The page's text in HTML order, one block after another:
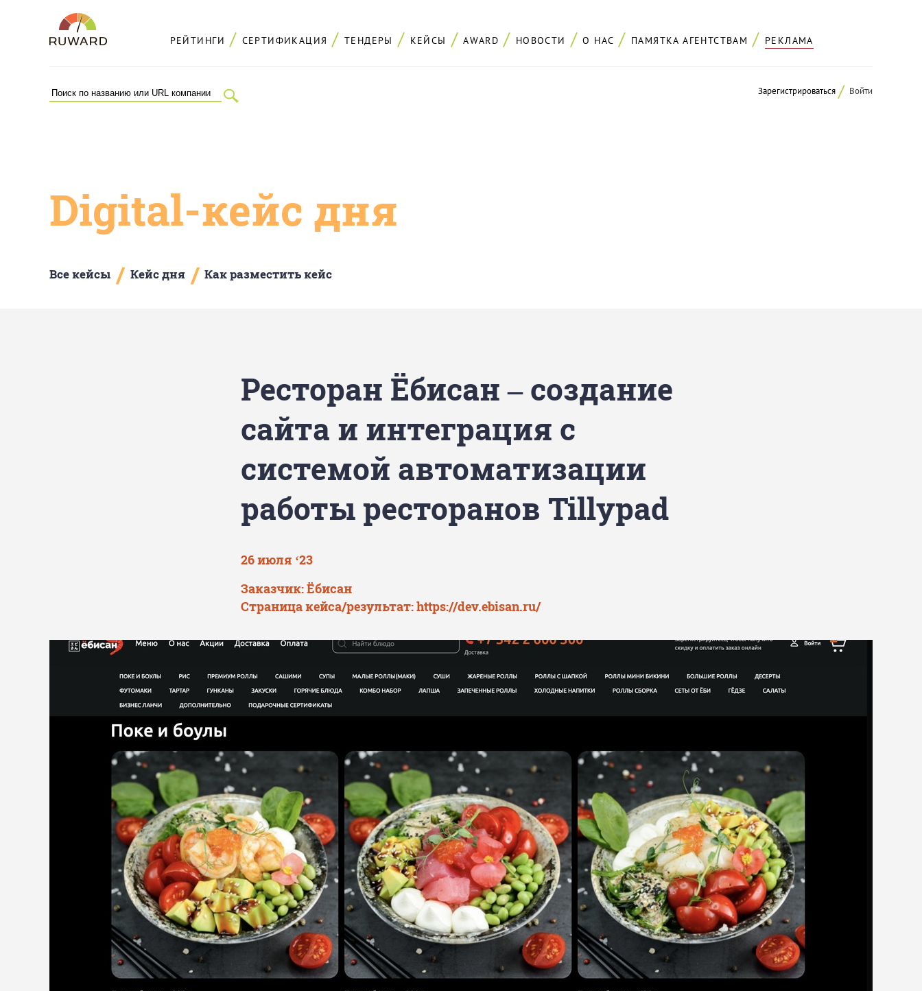
РЕЙТИНГИ СЕРТИФИКАЦИЯ ТЕНДЕРЫ КЕЙСЫ AWARD НОВОСТИ О НАС ПАМЯТКА АГЕНТСТВАМ РЕКЛАМА
Зарегистрироваться Войти
Digital-кейс дня
Все кейсы / Кейс дня / Как разместить кейс
Ресторан Ёбисан – создание
сайта и интеграция с
системой автоматизации
работы ресторанов Tillypad
26 июля ‘23
Заказчик: Ёбисан
Страница кейса/результат:https://dev.ebisan.ru/